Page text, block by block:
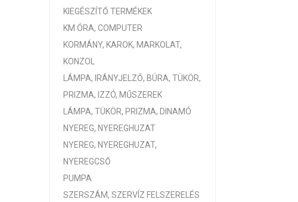
KIEGÉSZÍTŐ TERMÉKEK
KM ÓRA, COMPUTER
KORMÁNY, KAROK, MARKOLAT,
KONZOL
LÁMPA, IRÁNYJELZŐ, BÚRA, TÜKÖR,
PRIZMA, IZZÓ, MŰSZEREK
LÁMPA, TÜKÖR, PRIZMA, DINAMÓ
NYEREG, NYEREGHUZAT
NYEREG, NYEREGHUZAT,
NYEREGCSŐ
PUMPA
SZERSZÁM, SZERVÍZ FELSZERELÉS